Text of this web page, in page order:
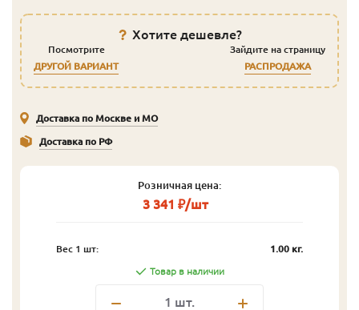
Хотите дешевле?
Посмотрите
ДРУГОЙ ВАРИАНТ
Зайдите на страницу
РАСПРОДАЖА
Доставка по Москве и МО
Доставка по РФ
Розничная цена:
3 341 ₽/шт
Вес 1 шт: 1.00 кг.
Товар в наличии
1 шт.